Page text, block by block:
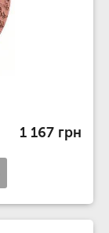
1 167 грн